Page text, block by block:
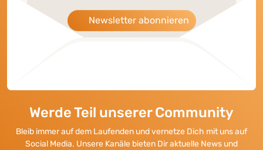
Newsletter abonnieren
Werde Teil unserer Community
Bleib immer auf dem Laufenden und vernetze Dich mit uns auf
Social Media. Unsere Kanäle bieten Dir aktuelle News und